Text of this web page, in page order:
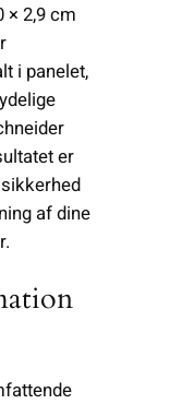
× 2,9 cm
i panelet,
er
af dine